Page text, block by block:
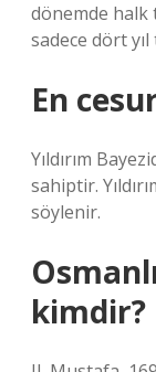
dönemde halk
sadece dört
En
Yıldırım
sahiptir.
söylenir.
kimdir?